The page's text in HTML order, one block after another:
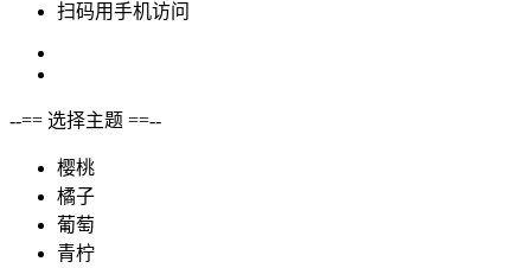
扫码用手机访问
--== 选择主题 ==--
樱桃
橘子
葡萄
青柠